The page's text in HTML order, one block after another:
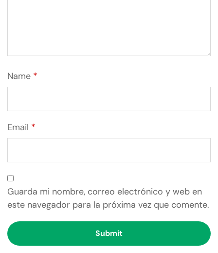
Name *
Email *
Guarda mi nombre, correo electrónico y web en
este navegador para la próxima vez que comente.